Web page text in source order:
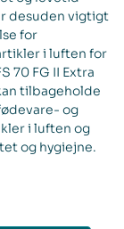
desuden vigtigt
for
i luften for
70 FG II Extra
tilbageholde
og
i luften og
og hygiejne.